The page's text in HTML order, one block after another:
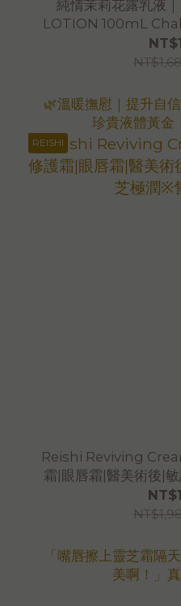
純情茉莉花露乳液
LOTION 100mL
輪珍藏乳
🌿溫暖撫慰｜提升自
珍貴液體黃金
🌿蘊含高濃度黃金茉
輕度敏感之
💕適用於放鬆
🔥大用量更划算！
REISHI
Reishi Reviving
霜|眼唇霜|醫美術後|
潤※售
「嘴唇擦上靈芝霜隔
美啊！」